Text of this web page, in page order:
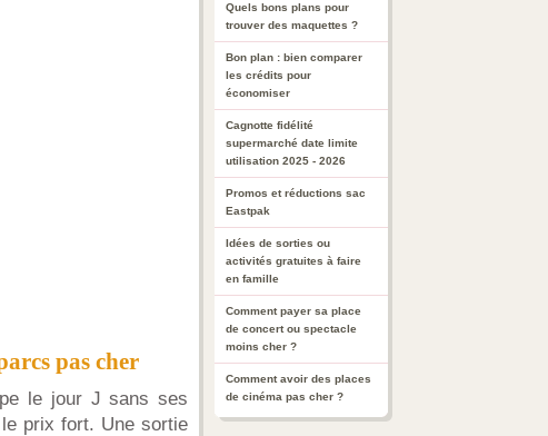
pas cher
le jour J sans ses
prix fort. Une sortie
Quels bons plans pour
trouver des maquettes ?
Bon plan : bien comparer
les crédits pour
économiser
Cagnotte fidélité
supermarché date limite
utilisation 2025 - 2026
Promos et réductions sac
Eastpak
Idées de sorties ou
activités gratuites à faire
en famille
Comment payer sa place
de concert ou spectacle
moins cher ?
Comment avoir des places
de cinéma pas cher ?